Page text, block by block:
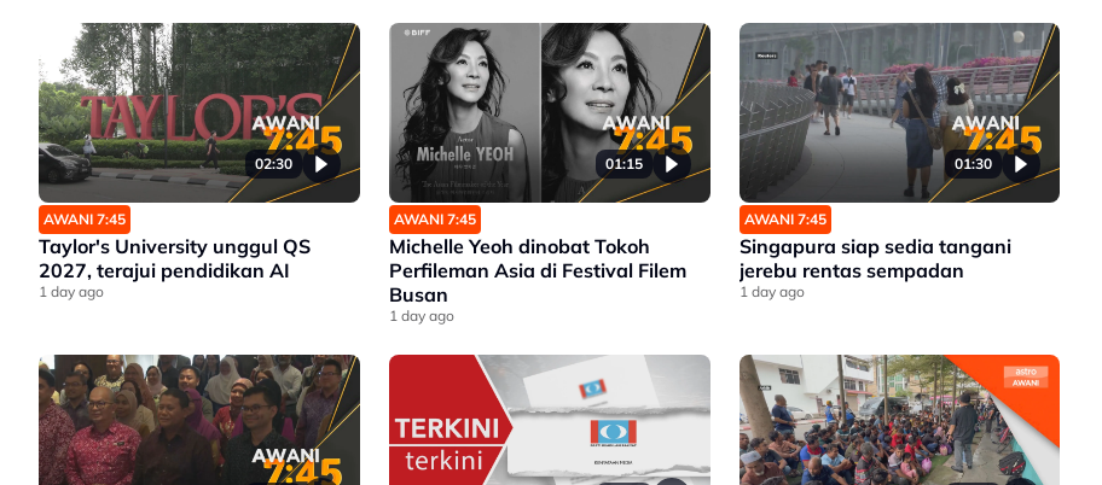
Antarabangsa Busan
02:30
AWANI 7:45
Taylor's University unggul QS
2027, terajui pendidikan AI
1 day ago
01:15
AWANI 7:45
Michelle Yeoh dinobat Tokoh
Perfileman Asia di Festival Filem
Busan
1 day ago
01:30
AWANI 7:45
Singapura siap sedia tangani
jerebu rentas sempadan
1 day ago